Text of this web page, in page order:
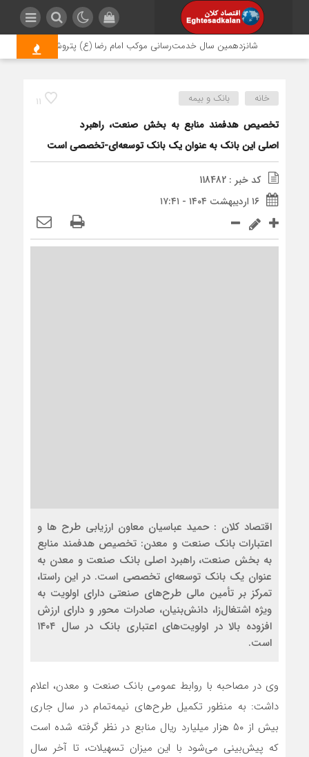
شانزدهمین سال خدمت‌رسانی موکب امام رضا (ع) پتروشیمی اروند؛
11 خانه بانک و بیمه
تخصیص هدفمند منابع به بخش صنعت، راهبرد
اصلی این بانک به عنوان یک بانک توسعه‌ای-تخصصی است
کد خبر : 118482
۱۶ اردیبهشت ۱۴۰۴ - ۱۷:۴۱
اقتصاد کلان : حمید عباسیان معاون ارزیابی طرح ها و
اعتبارات بانک صنعت و معدن: تخصیص هدفمند منابع
به بخش صنعت، راهبرد اصلی بانک صنعت و معدن به
عنوان یک بانک توسعه‌ای تخصصی است. در این راستا،
تمرکز بر تأمین مالی طرح‌های صنعتی دارای اولویت به
ویژه اشتغال‌زا، دانش‌بنیان، صادرات محور و دارای ارزش
افزوده بالا در اولویت‌های اعتباری بانک در سال ۱۴۰۴
است.
وی در مصاحبه با روابط عمومی بانک صنعت و معدن، اعلام
داشت: به منظور تکمیل طرح‌های نیمه‌تمام در سال جاری
بیش از ۵۰ هزار میلیارد ریال منابع در نظر گرفته شده است
که پیش‌بینی می‌شود با این میزان تسهیلات، تا آخر سال